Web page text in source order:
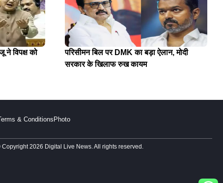
ने विपक्ष को
परिसीमन बिल पर DMK का बड़ा ऐलान, मोदी
सरकार के खिलाफ रुख कायम
& ConditionsPhoto
Copyright 2026 Digital Live News. All rights reserved.